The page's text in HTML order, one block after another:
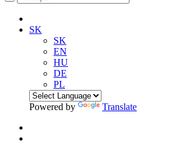
SK
SK
EN
HU
DE
PL
Powered by Translate